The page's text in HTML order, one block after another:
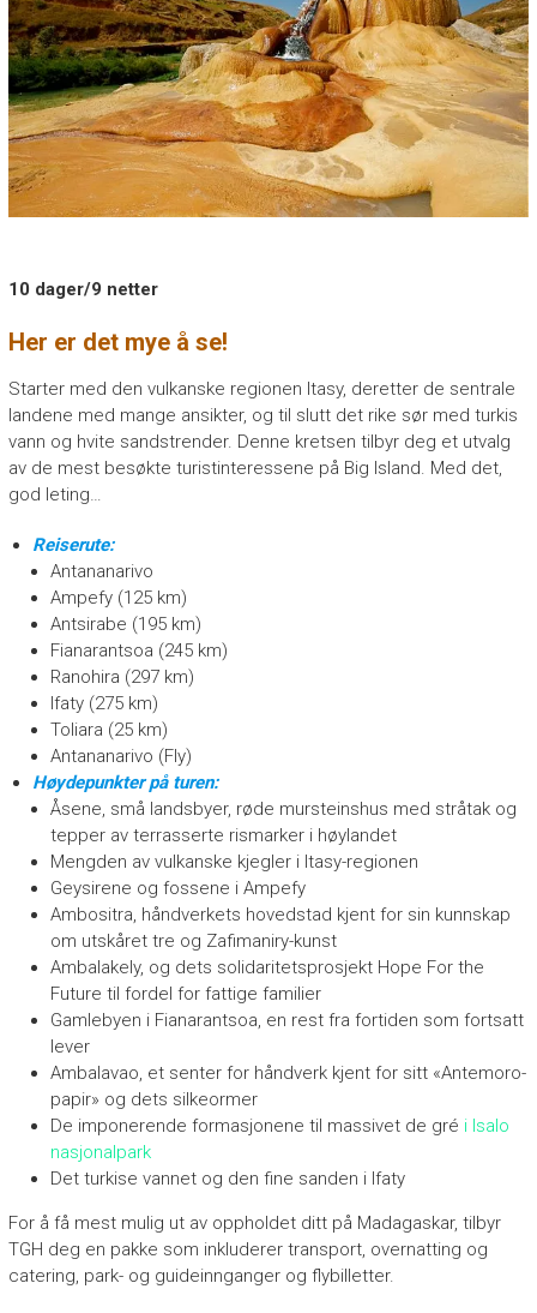
P
E
H
A
S
I
N
u
v
e
a
u
o
y
a
g
e
,
v
r
i
o
,
o
v
l
e
i
n
10 dager/9 netter
Her er det mye å se!
Starter med den vulkanske regionen Itasy, deretter de sentrale
landene med mange ansikter, og til slutt det rike sør med turkis
vann og hvite sandstrender. Denne kretsen tilbyr deg et utvalg
av de mest besøkte turistinteressene på Big Island. Med det,
god leting…
Reiserute:
Antananarivo
Ampefy (125 km)
Antsirabe (195 km)
Fianarantsoa (245 km)
Ranohira (297 km)
Ifaty (275 km)
Toliara (25 km)
Antananarivo (Fly)
Høydepunkter på turen:
Åsene, små landsbyer, røde mursteinshus med stråtak og
tepper av terrasserte rismarker i høylandet
Mengden av vulkanske kjegler i Itasy-regionen
Geysirene og fossene i Ampefy
Ambositra, håndverkets hovedstad kjent for sin kunnskap
om utskåret tre og Zafimaniry-kunst
Ambalakely, og dets solidaritetsprosjekt Hope For the
Future til fordel for fattige familier
Gamlebyen i Fianarantsoa, ​​en rest fra fortiden som fortsatt
lever
Ambalavao, et senter for håndverk kjent for sitt «Antemoro-
papir» og dets silkeormer
De imponerende formasjonene til massivet de gré i Isalo
nasjonalpark
Det turkise vannet og den fine sanden i Ifaty
For å få mest mulig ut av oppholdet ditt på Madagaskar, tilbyr
TGH deg en pakke som inkluderer transport, overnatting og
catering, park- og guideinnganger og flybilletter.